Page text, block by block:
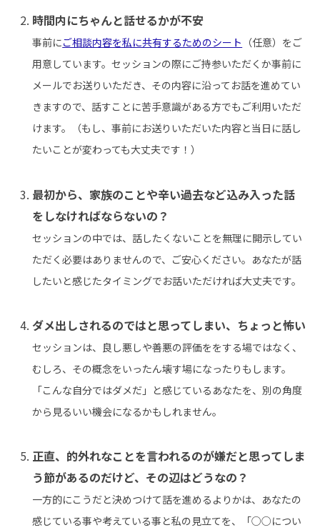
時間内にちゃんと話せるかが不安
事前にご相談内容を私に共有するためのシート （任意）をご
用意しています。セッションの際にご持参いただくか事前に
メールでお送りいただき、その内容に沿ってお話を進めてい
きますので、話すことに苦手意識がある方でもご利用いただ
けます。（もし、事前にお送りいただいた内容と当日に話し
たいことが変わっても大丈夫です！）
最初から、家族のことや辛い過去など込み入った話
をしなければならないの？
セッションの中では、話したくないことを無理に開示してい
ただく必要はありませんので、ご安心ください。あなたが話
したいと感じたタイミングでお話いただければ大丈夫です。
ダメ出しされるのではと思ってしまい、ちょっと怖い
セッションは、良し悪しや善悪の評価ををする場ではなく、
むしろ、その概念をいったん壊す場になったりもします。
「こんな自分ではダメだ」と感じているあなたを、別の角度
から見るいい機会になるかもしれません。
正直、的外れなことを言われるのが嫌だと思ってしま
う節があるのだけど、その辺はどうなの？
一方的にこうだと決めつけて話を進めるよりかは、あなたの
感じている事や考えている事と私の見立てを、「○○につい